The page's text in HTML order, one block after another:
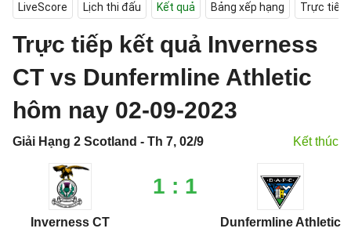
LiveScore Lịch thi đấu Kết quả Bảng xếp hạng Trực tiếp
Trực tiếp kết quả Inverness
CT vs Dunfermline Athletic
hôm nay 02-09-2023
Giải Hạng 2 Scotland - Th 7, 02/9 Kết thúc
Inverness CT
1 : 1
Dunfermline Athletic